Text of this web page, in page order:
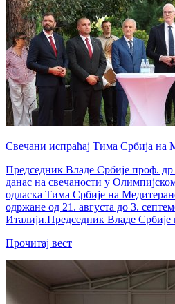
Свечани испраћај Тима Србија на
Председник Владе Србије проф.
данас на свечаности у
одласка Тима Србије на
одржане од 21. августа до 3.
Италији.Председник Владе Србије
Прочитај вест